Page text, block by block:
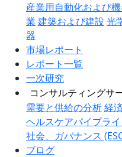
産業用自動化および
業 建築および建設 光
器
市場レポート
レポート一覧
一次研究
コンサルティングサ
需要と供給の分析経
ヘルスケアパイプラ
社会、ガバナンス
ブログ